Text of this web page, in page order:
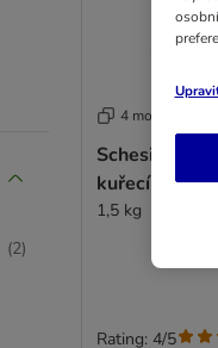
(2)
4 možností
Schesir Adult
kuřecí
1,5 kg
Rating: 4/5